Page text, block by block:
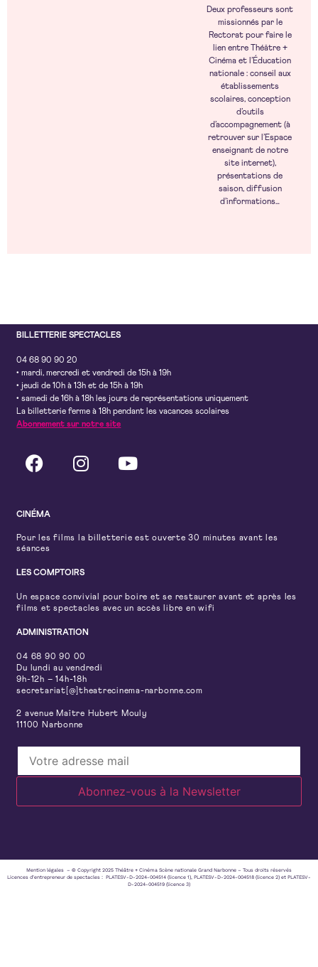
Deux professeurs sont
missionnés par le
Rectorat pour faire le
lien entre Théâtre +
Cinéma et l’Éducation
nationale : conseil aux
établissements
scolaires, conception
d’outils
d’accompagnement (à
retrouver sur l’Espace
enseignant de notre
site internet),
présentations de
saison, diffusion
d’informations…
BILLETTERIE SPECTACLES
04 68 90 90 20
• mardi, mercredi et vendredi de 15h à 19h
• jeudi de 10h à 13h et de 15h à 19h
• samedi de 16h à 18h les jours de représentations uniquement
La billetterie ferme à 18h pendant les vacances scolaires
Abonnement sur notre site
CINÉMA
Pour les films la billetterie est ouverte 30 minutes avant les
séances
LES COMPTOIRS
Un espace convivial pour boire et se restaurer avant et après les
films et spectacles avec un accès libre en wifi
ADMINISTRATION
04 68 90 90 00
Du lundi au vendredi
9h-12h – 14h-18h
secretariat[@]theatrecinema-narbonne.com
2 avenue Maître Hubert Mouly
11100 Narbonne
Mention légales – © Copyright 2025 Théâtre + Cinéma Scène nationale Grand Narbonne – Tous droits réservés
Licences d’entrepreneur de spectacles : PLATESV-D-2024-004514 (licence 1), PLATESV-D-2024-004518 (licence 2) et PLATESV-
D-2024-004519 (licence 3)